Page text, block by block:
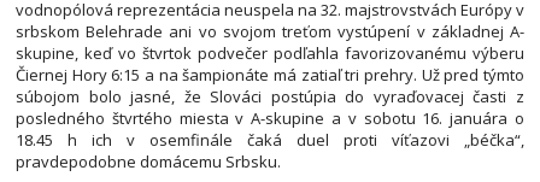
vodnopólová reprezentácia neuspela na 32. majstrovstvách Európy v
srbskom Belehrade ani vo svojom treťom vystúpení v základnej A-
skupine, keď vo štvrtok podvečer podľahla favorizovanému výberu
Čiernej Hory 6:15 a na šampionáte má zatiaľ tri prehry. Už pred týmto
súbojom bolo jasné, že Slováci postúpia do vyraďovacej časti z
posledného štvrtého miesta v A-skupine a v sobotu 16. januára o
18.45 h ich v osemfinále čaká duel proti víťazovi „béčka“,
pravdepodobne domácemu Srbsku.